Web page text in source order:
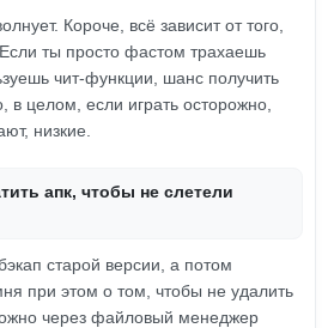
Короче, всё зависит от того,
ты просто фастом трахаешь
чит-функции, шанс получить
в целом, если играть осторожно,
низкие.
апк, чтобы не слетели
старой версии, а потом
при этом о том, чтобы не удалить
через файловый менеджер